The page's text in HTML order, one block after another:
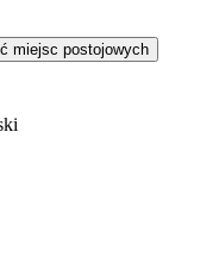
miejsc postojowych